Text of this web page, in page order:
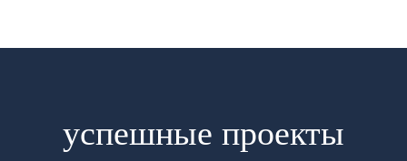
успешные проекты